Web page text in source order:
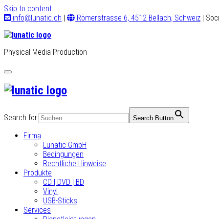
Skip to content
info@lunatic.ch | Römerstrasse 6, 4512 Bellach, Schweiz |
Physical Media Production
Toggle
navigation
Search for: Search Button
Firma
Lunatic GmbH
Bedingungen
Rechtliche Hinweise
Produkte
CD | DVD | BD
Vinyl
USB-Sticks
Services